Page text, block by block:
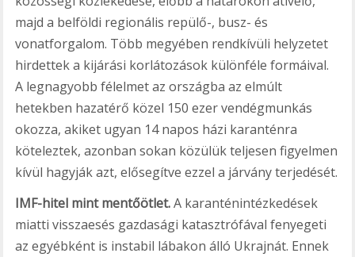
majd a belföldi regionális repülő-, busz- és
vonatforgalom. Több megyében rendkívüli helyzetet
hirdettek a kijárási korlátozások különféle formáival.
A legnagyobb félelmet az országba az elmúlt
hetekben hazatérő közel 150 ezer vendégmunkás
okozza, akiket ugyan 14 napos házi karanténra
köteleztek, azonban sokan közülük teljesen figyelmen
kívül hagyják azt, elősegítve ezzel a járvány terjedését.
IMF-hitel mint mentőötlet.A karanténintézkedések
miatti visszaesés gazdasági katasztrófával fenyegeti
az egyébként is instabil lábakon álló Ukrajnát. Ennek